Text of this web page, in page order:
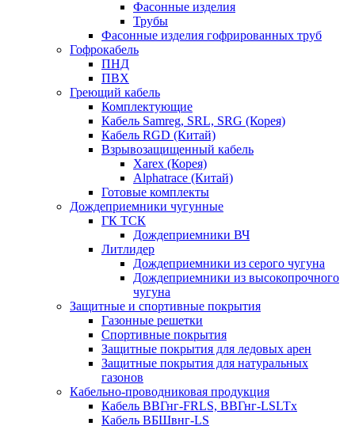
Фасонные изделия
Трубы
Фасонные изделия гофрированных труб
Гофрокабель
ПНД
ПВХ
Греющий кабель
Комплектующие
Кабель Samreg, SRL, SRG (Корея)
Кабель RGD (Китай)
Взрывозащищенный кабель
Xarex (Корея)
Alphatrace (Китай)
Готовые комплекты
Дождеприемники чугунные
ГК ТСК
Дождеприемники ВЧ
Литлидер
Дождеприемники из серого чугуна
Дождеприемники из высокопрочного
чугуна
Защитные и спортивные покрытия
Газонные решетки
Спортивные покрытия
Защитные покрытия для ледовых арен
Защитные покрытия для натуральных
газонов
Кабельно-проводниковая продукция
Кабель ВВГнг-FRLS, ВВГнг-LSLTx
Кабель ВБШвнг-LS